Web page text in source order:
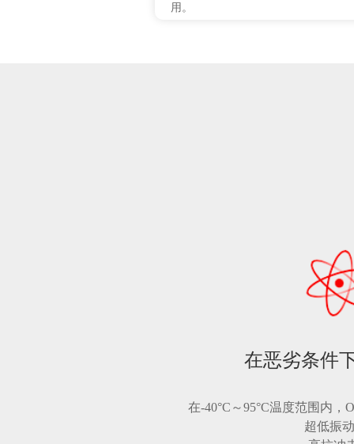
用。
在恶劣条件
在-40°C～95°C温度范围内，
超低振